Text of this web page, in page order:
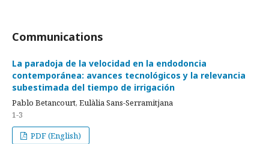
Communications
La paradoja de la velocidad en la endodoncia
contemporánea: avances tecnológicos y la relevancia
subestimada del tiempo de irrigación
Pablo Betancourt, Eulàlia Sans-Serramitjana
1-3
PDF (English)